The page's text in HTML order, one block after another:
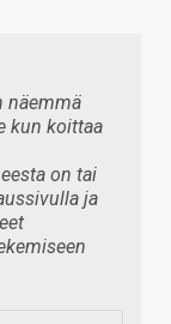
näemmä
kun koittaa
on tai
ja